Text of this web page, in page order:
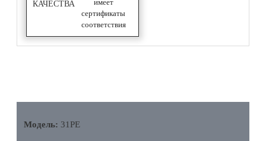
КАЧЕСТВА
имеет
сертификаты
соответствия
Модель: 31PE